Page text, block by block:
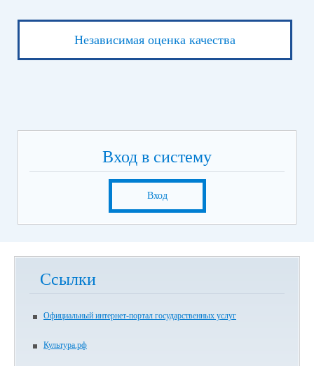
Независимая оценка качества
Вход в систему
Вход
Ссылки
Официальный интернет-портал государственных услуг
Культура.рф